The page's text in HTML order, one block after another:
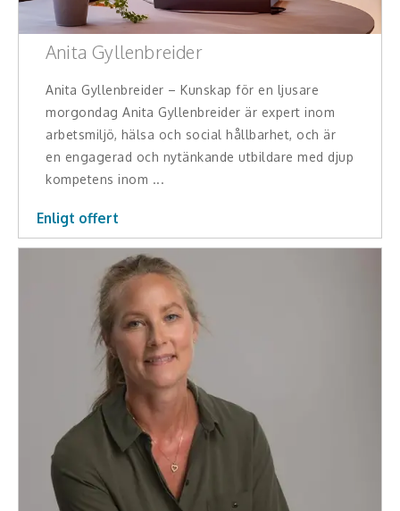
Anita Gyllenbreider
Anita Gyllenbreider – Kunskap för en ljusare
morgondag Anita Gyllenbreider är expert inom
arbetsmiljö, hälsa och social hållbarhet, och är
en engagerad och nytänkande utbildare med djup
kompetens inom ...
Enligt offert